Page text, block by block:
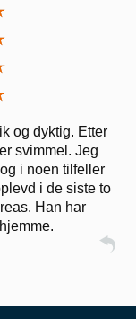
og dyktig. Etter
svimmel. Jeg
i noen tilfeller
i de siste to
Han har